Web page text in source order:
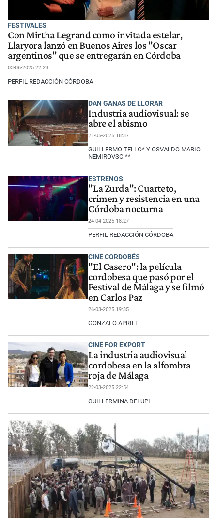
FESTIVALES
Con Mirtha Legrand como invitada estelar,
Llaryora lanzó en Buenos Aires los "Oscar
argentinos" que se entregarán en Córdoba
03-06-2025 22:28
PERFIL REDACCIÓN CÓRDOBA
DAN GANAS DE LLORAR
Industria audiovisual: se
abre el abismo
21-05-2025 18:37
GUILLERMO TELLO* Y OSVALDO MARIO
NEMIROVSCI**
ESTRENOS
"La Zurda": Cuarteto,
crimen y resistencia en una
Córdoba nocturna
24-04-2025 18:27
PERFIL REDACCIÓN CÓRDOBA
CINE CORDOBÉS
"El Casero": la película
cordobesa que pasó por el
Festival de Málaga y se filmó
en Carlos Paz
26-03-2025 19:35
GONZALO APRILE
CINE FOR EXPORT
La industria audiovisual
cordobesa en la alfombra
roja de Málaga
22-03-2025 22:54
GUILLERMINA DELUPI